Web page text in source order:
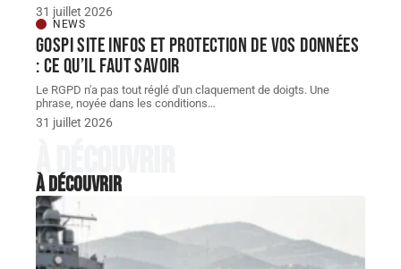
31 juillet 2026
NEWS
Gospi site infos et protection de vos données
: ce qu’il faut savoir
Le RGPD n'a pas tout réglé d'un claquement de doigts. Une
phrase, noyée dans les conditions…
31 juillet 2026
À découvrir
À découvrir